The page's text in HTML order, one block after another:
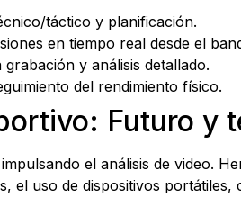
táctico y planificación.
en tiempo real desde el
grabación y análisis detallado.
del rendimiento físico.
Futuro y
el análisis de video.
el uso de dispositivos